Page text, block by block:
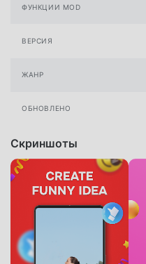
ФУНКЦИИ MOD
ВЕРСИЯ
ЖАНР
ОБНОВЛЕНО
Скриншоты